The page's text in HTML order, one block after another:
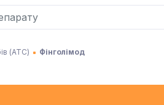
(АТC) Фінголімод